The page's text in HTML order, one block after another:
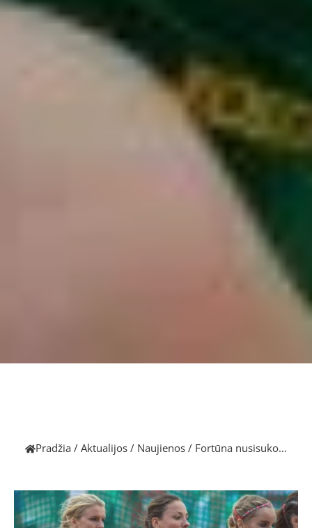
Pradžia / Aktualijos / Naujienos / Fortūna nusisuko…